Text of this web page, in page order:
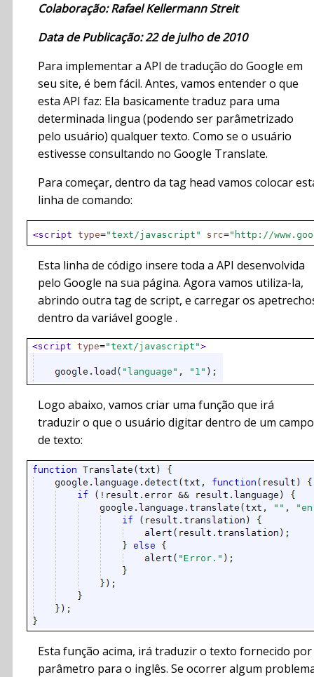
Colaboração: Rafael Kellermann Streit
Data de Publicação: 22 de julho de 2010
Para implementar a API de tradução do Google em
seu site, é bem fácil. Antes, vamos entender o que
esta API faz: Ela basicamente traduz para uma
determinada lingua (podendo ser parâmetrizado
pelo usuário) qualquer texto. Como se o usuário
estivesse consultando no Google Translate.
Para começar, dentro da tag head vamos colocar
linha de comando:
Esta linha de código insere toda a API desenvolvida
pelo Google na sua página. Agora vamos utiliza-la,
abrindo outra tag de script, e carregar os
dentro da variável google .
Logo abaixo, vamos criar uma função que irá
traduzir o que o usuário digitar dentro de um campo
de texto:
Esta função acima, irá traduzir o texto fornecido por
parâmetro para o inglês. Se ocorrer algum